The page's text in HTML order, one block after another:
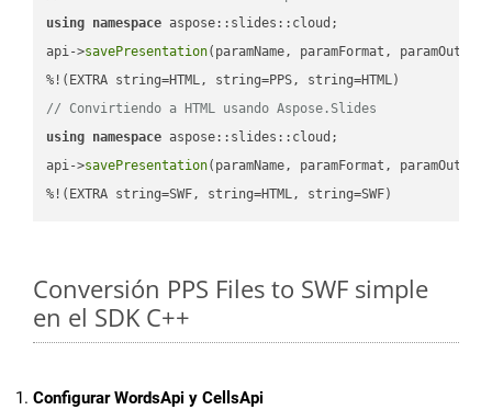
using namespace aspose::slides::cloud;
api->savePresentation(paramName, paramFormat,
// Convirtiendo a HTML usando Aspose.Slides
using namespace aspose::slides::cloud;
api->savePresentation(paramName, paramFormat,
%!(EXTRA string=SWF, string=HTML, string=SWF)
Conversión PPS Files to SWF simple
en el SDK C++
Configurar WordsApi y CellsApi